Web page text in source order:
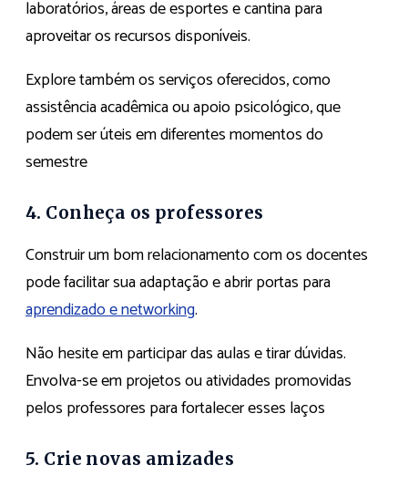
laboratórios, áreas de esportes e cantina para
aproveitar os recursos disponíveis.
Explore também os serviços oferecidos, como
assistência acadêmica ou apoio psicológico, que
podem ser úteis em diferentes momentos do
semestre
4. Conheça os professores
Construir um bom relacionamento com os docentes
pode facilitar sua adaptação e abrir portas para
aprendizado e networking.
Não hesite em participar das aulas e tirar dúvidas.
Envolva-se em projetos ou atividades promovidas
pelos professores para fortalecer esses laços
5. Crie novas amizades